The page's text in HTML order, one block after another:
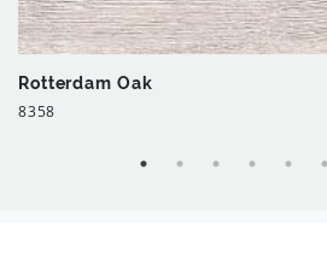
Rotterdam Oak
8358